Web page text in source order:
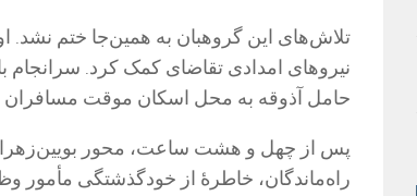
تلاش‌های این گروهبان به همین‌جا ختم نشد.
نیرو‌های امدادی تقاضای کمک کرد. سرانجام
حامل آذوقه به محل اسکان موقت مسافران
پس از چهل و هشت ساعت، محور بویین‌زهرا
راه‌ماندگان، خاطرۀ از خودگذشتگی مأمور